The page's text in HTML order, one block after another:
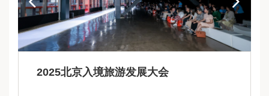
2025北京入境旅游发展大会